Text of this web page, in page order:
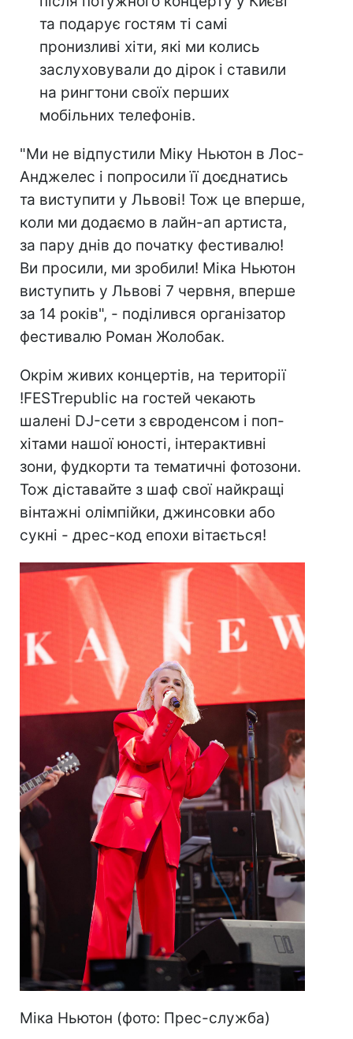
та подарує гостям ті самі
пронизливі хіти, які ми колись
заслуховували до дірок і ставили
на рингтони своїх перших
мобільних телефонів.
"Ми не відпустили Міку Ньютон в Лос-
Анджелес і попросили її доєднатись
та виступити у Львові! Тож це вперше,
коли ми додаємо в лайн-ап артиста,
за пару днів до початку фестивалю!
Ви просили, ми зробили! Міка Ньютон
виступить у Львові 7 червня, вперше
за 14 років", - поділився організатор
фестивалю Роман Жолобак.
Окрім живих концертів, на території
!FESTrepublic на гостей чекають
шалені DJ-сети з євроденсом і поп-
хітами нашої юності, інтерактивні
зони, фудкорти та тематичні фотозони.
Тож діставайте з шаф свої найкращі
вінтажні олімпійки, джинсовки або
сукні - дрес-код епохи вітається!
Міка Ньютон (фото: Прес-служба)